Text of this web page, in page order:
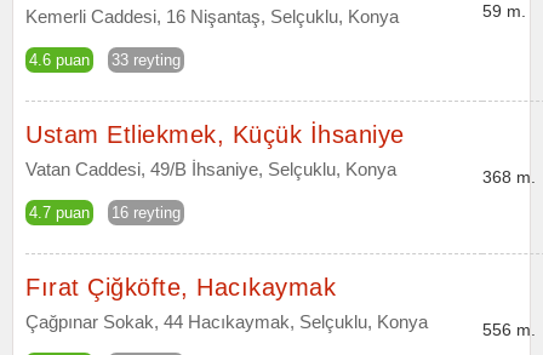
Kemerli Caddesi, 16 Nişantaş, Selçuklu, Konya
4.6 puan 33 reyting
59 m.
Ustam Etliekmek, Küçük İhsaniye
Vatan Caddesi, 49/B İhsaniye, Selçuklu, Konya
4.7 puan 16 reyting
368 m.
Fırat Çiğköfte, Hacıkaymak
Çağpınar Sokak, 44 Hacıkaymak, Selçuklu, Konya 556 m.